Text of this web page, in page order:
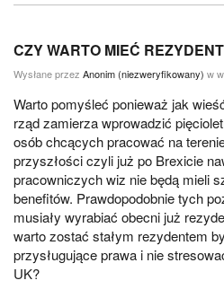
CZY WARTO MIEĆ
Wysłane przez Anonim (niezweryfikowany) w
Warto pomyśleć ponieważ jak
rząd zamierza wprowadzić
osób chcących pracować na
przyszłości czyli już po Brexicie
pracowniczych wiz nie będą mieli
benefitów. Prawdopodobnie tych
musiały wyrabiać obecni już
warto zostać stałym rezydentem
przysługujące prawa i nie
UK?